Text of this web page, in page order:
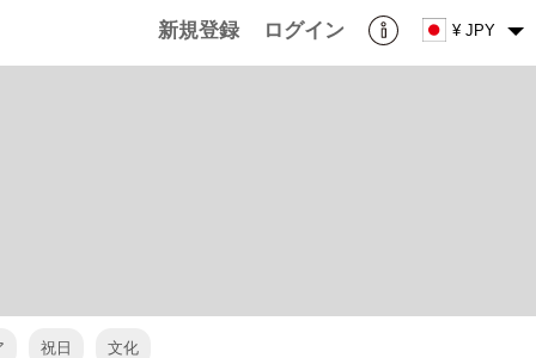
新規登録 ログイン ¥ JPY
祝日 文化